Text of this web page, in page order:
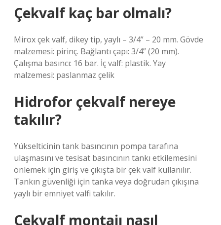
Çekvalf kaç bar olmalı?
Mirox çek valf, dikey tip, yaylı – 3/4” – 20 mm. Gövde
malzemesi: pirinç. Bağlantı çapı: 3/4” (20 mm).
Çalışma basıncı: 16 bar. İç valf: plastik. Yay
malzemesi: paslanmaz çelik
Hidrofor çekvalf nereye
takılır?
Yükselticinin tank basıncının pompa tarafına
ulaşmasını ve tesisat basıncının tankı etkilemesini
önlemek için giriş ve çıkışta bir çek valf kullanılır.
Tankın güvenliği için tanka veya doğrudan çıkışına
yaylı bir emniyet valfi takılır.
Çekvalf montajı nasıl